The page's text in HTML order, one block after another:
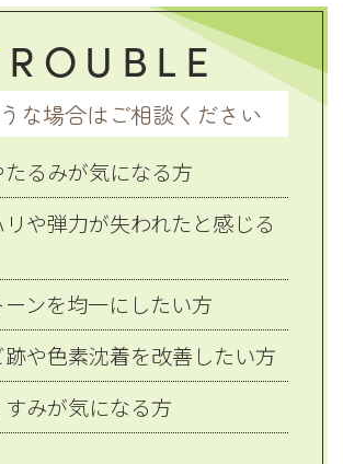
ROUBLE
な場合はご相談ください
たるみが気になる方
や弾力が失われたと感じる
ンを均一にしたい方
跡や色素沈着を改善したい方
みが気になる方